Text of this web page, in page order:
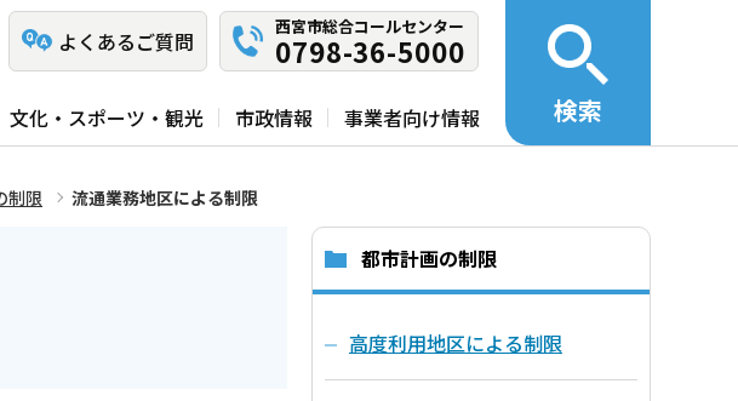
よくあるご質問
西宮市総合コールセンター
0798-36-5000
文化・スポーツ・観光 市政情報 事業者向け情報 検索
制限 流通業務地区による制限
都市計画の制限
高度利用地区による制限